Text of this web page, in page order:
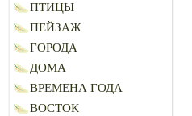
ПТИЦЫ
ПЕЙЗАЖ
ГОРОДА
ДОМА
ВРЕМЕНА ГОДА
ВОСТОК